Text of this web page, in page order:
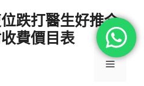
跌打醫生好推介
費價目表
選